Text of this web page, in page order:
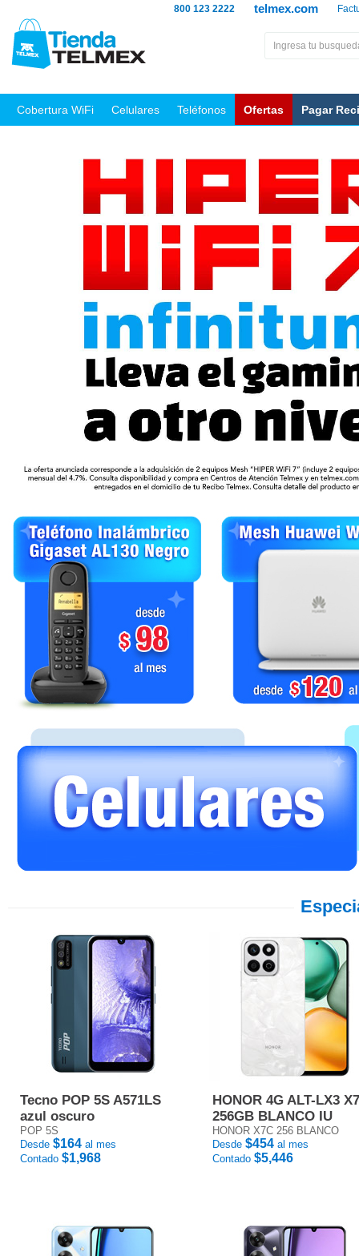
telmex.com
800 123 2222
Cobertura WiFi Celulares Teléfonos Ofertas Pagar
Tecno POP 5S A571LS
azul oscuro
POP 5S
Desde $164 al mes
Contado $1,968
HONOR 4G ALT-LX3
256GB BLANCO IU
HONOR X7C 256 BLANCO
Desde $454 al mes
Contado $5,446